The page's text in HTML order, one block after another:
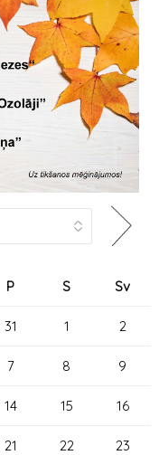
P S Sv
31 1 2
7 8 9
14 15 16
21 22 23